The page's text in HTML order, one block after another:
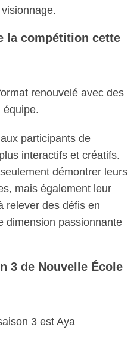
la compétition cette
renouvelé avec des
équipe.
participants de
interactifs et créatifs.
démontrer leurs
mais également leur
relever des défis en
dimension passionnante
3 de Nouvelle École
3 est Aya